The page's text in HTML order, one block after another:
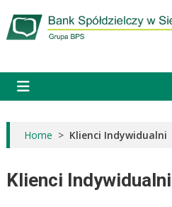
treści
to
content
Home > Klienci Indywidualni
Klienci Indywidualni